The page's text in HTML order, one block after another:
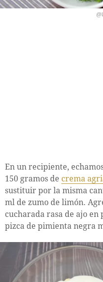
En un recipiente,
150 gramos de crema
sustituir por la misma
ml de zumo de limón.
cucharada rasa de ajo en
pizca de pimienta negra